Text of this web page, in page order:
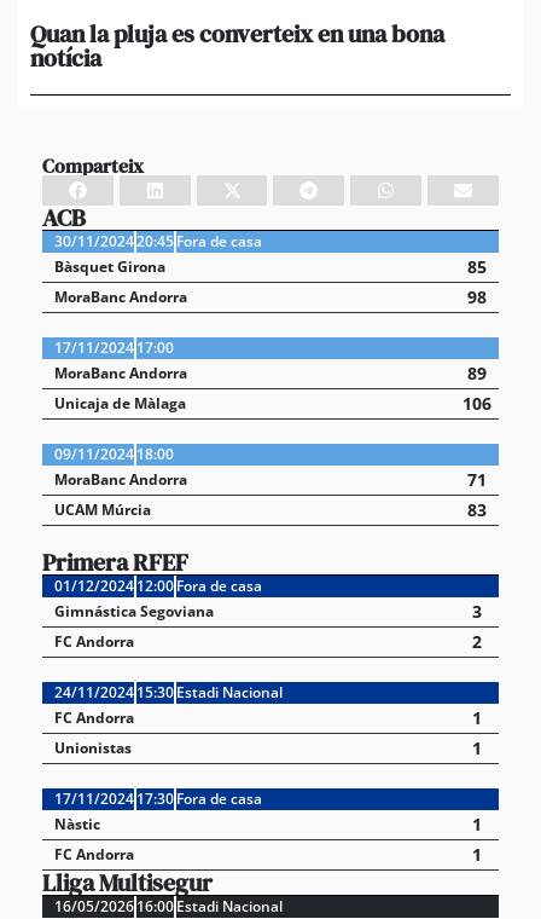
Quan la pluja es converteix en una bona
notícia
Comparteix
ACB
30/11/202420:45Fora de casa
Bàsquet Girona
85
MoraBanc Andorra 98
17/11/202417:00
MoraBanc Andorra
89
Unicaja de Màlaga 106
09/11/202418:00
MoraBanc Andorra
71
UCAM Múrcia 83
Primera RFEF
01/12/202412:00Fora de casa
Gimnástica Segoviana
3
FC Andorra 2
24/11/202415:30Estadi Nacional
FC Andorra
1
Unionistas 1
17/11/202417:30Fora de casa
Nàstic
1
FC Andorra 1
Lliga Multisegur
16/05/202616:00Estadi Nacional